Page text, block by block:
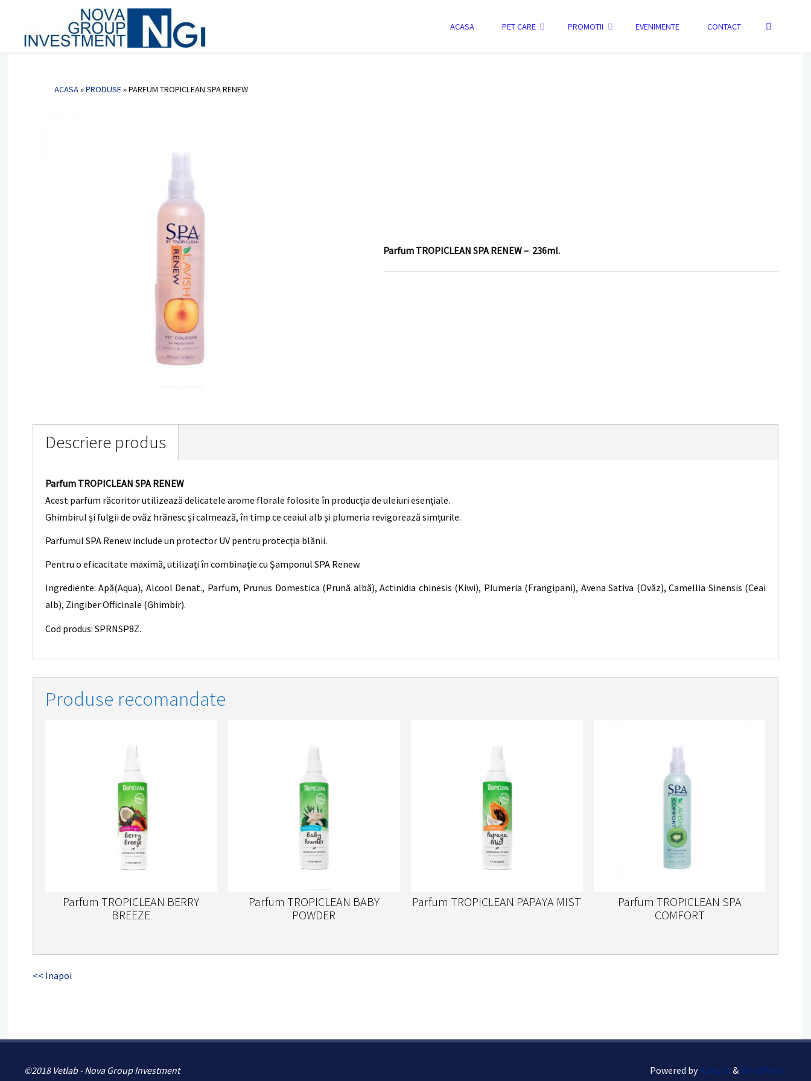
Investment
ACASA PET CARE PROMOTII EVENIMENTE CONTACT
ACASA»PRODUSE»PARFUM TROPICLEAN SPA RENEW
Parfum TROPICLEAN SPA RENEW – 236ml.
Descriere produs
Parfum TROPICLEAN SPA RENEW
Acest parfum răcoritor utilizează delicatele arome florale folosite în producția de uleiuri esențiale.
Ghimbirul și fulgii de ovăz hrănesc și calmează, în timp ce ceaiul alb și plumeria revigorează simțurile.
Parfumul SPA Renew include un protector UV pentru protecţia blănii.
Pentru o eficacitate maximă, utilizați în combinație cu Şamponul SPA Renew.
Ingrediente: Apă(Aqua), Alcool Denat., Parfum, Prunus Domestica (Prună albă), Actinidia chinesis (Kiwi), Plumeria (Frangipani), Avena Sativa (Ovăz), Camellia Sinensis (Ceai
alb), Zingiber Officinale (Ghimbir).
Cod produs: SPRNSP8Z.
Produse recomandate
Parfum TROPICLEAN BERRY
BREEZE
Parfum TROPICLEAN BABY
POWDER
Parfum TROPICLEAN PAPAYA MIST
Parfum TROPICLEAN SPA
COMFORT
<< Inapoi
Powered byKahuna &WordPress.
©2018 Vetlab - Nova Group Investment